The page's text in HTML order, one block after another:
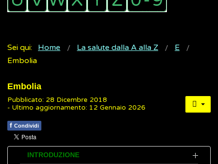
Sei qui: Home La salute dalla A alla Z
E
Embolia
Embolia
Pubblicato: 28 Dicembre 2018
- Ultimo aggiornamento: 12 Gennaio 2026
f Condividi
INTRODUZIONE